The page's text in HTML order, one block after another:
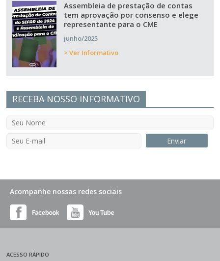
Assembleia de prestação de contas
tem aprovação por consenso e elege
representante para o CME
junho/2025
> Ver Informativo
RECEBA NOSSO INFORMATIVO
Acompanhe nossas redes sociais
ACESSO RÁPIDO